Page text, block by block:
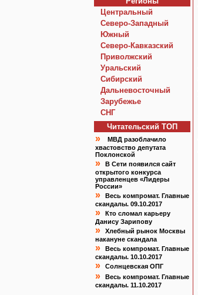
Центральный
Северо-Западный
Южный
Северо-Кавказский
Приволжский
Уральский
Сибирский
Дальневосточный
Зарубежье
СНГ
Читательский TOП
»
МВД разоблачило
хвастовство депутата
Поклонской
»
В Сети появился сайт
открытого конкурса
управленцев «Лидеры
России»
»
Весь компромат. Главные
скандалы. 09.10.2017
»
Кто сломал карьеру
Данису Зарипову
»
Хлебный рынок Москвы
накануне скандала
»
Весь компромат. Главные
скандалы. 10.10.2017
» Солнцевская ОПГ
»
Весь компромат. Главные
скандалы. 11.10.2017